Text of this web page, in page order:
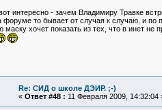
интересно - зачем Владимиру Травке
форуме то бывает от случая к случаю, и по
маску хочет показать из тех, что в инет
Re: СИД о школе ДЭИР. ;-)
« Ответ #48 : 11 Февраля 2009, 14:32:04